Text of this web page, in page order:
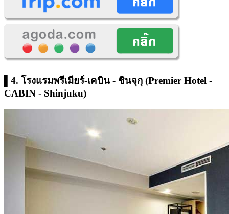
▌4. โรงแรมพรีเมียร์-เคบิน - ชินจุกุ (Premier Hotel -
CABIN - Shinjuku)